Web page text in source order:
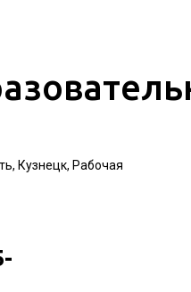
Кузнецк, Рабочая